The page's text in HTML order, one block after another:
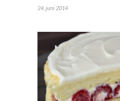
24. juni 2014